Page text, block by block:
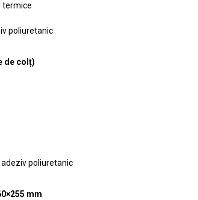
termice
poliuretanic
de colț)
poliuretanic
mm